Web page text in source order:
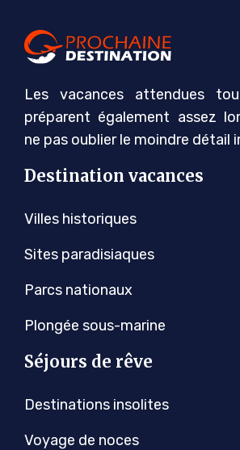
Les vacances attendues
préparent également assez
ne pas oublier le moindre détail
Destination vacances
Villes historiques
Sites paradisiaques
Parcs nationaux
Plongée sous-marine
Séjours de rêve
Destinations insolites
Voyage de noces